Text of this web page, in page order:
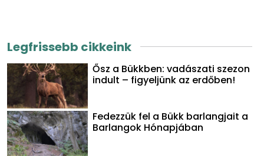
Legfrissebb cikkeink
Ősz a Bükkben: vadászati szezon
indult – figyeljünk az erdőben!
Fedezzük fel a Bükk barlangjait a
Barlangok Hónapjában